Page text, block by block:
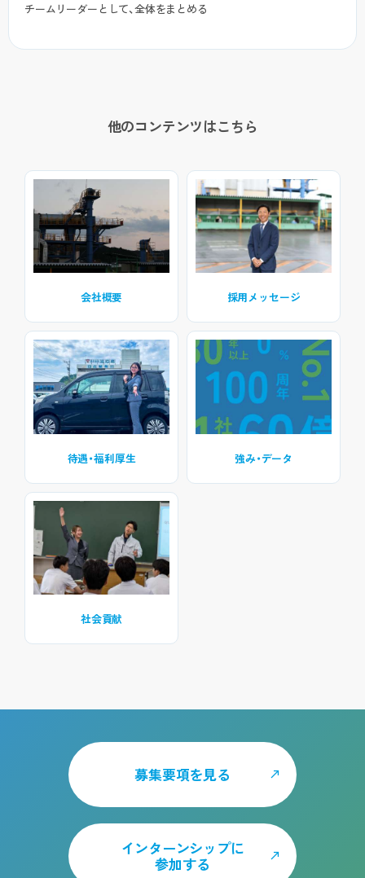
チームリーダーとして、全体をまとめる
他のコンテンツはこちら
会社概要 採用メッセージ
待遇・福利厚生 強み・データ
社会貢献
募集要項を見る
インターンシップに
参加する